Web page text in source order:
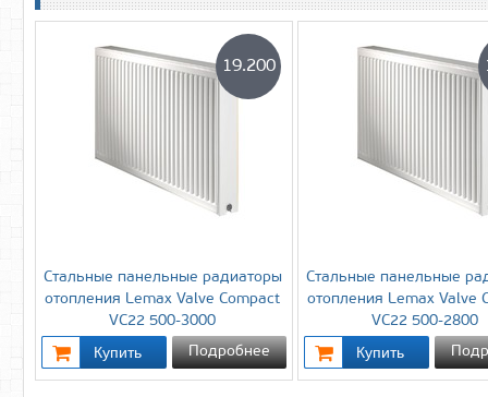
Стальные панельные радиаторы
отопления Lemax Valve Compact
VC22 500-3000
19.200
Подробнее
Стальные панельные
отопления Lemax Valve
VC22 500-2800